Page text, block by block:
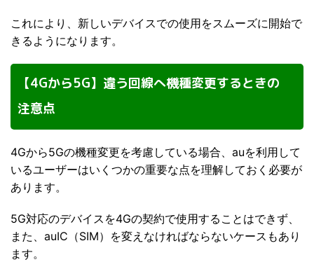
これにより、新しいデバイスでの使用をスムーズに開始で
きるようになります。
【4Gから5G】違う回線へ機種変更するときの
注意点
4Gから5Gの機種変更を考慮している場合、auを利用して
いるユーザーはいくつかの重要な点を理解しておく必要が
あります。
5G対応のデバイスを4Gの契約で使用することはできず、
また、auIC（SIM）を変えなければならないケースもあり
ます。